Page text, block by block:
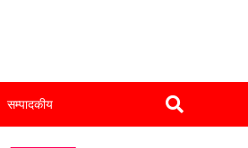
सम्पादकीय